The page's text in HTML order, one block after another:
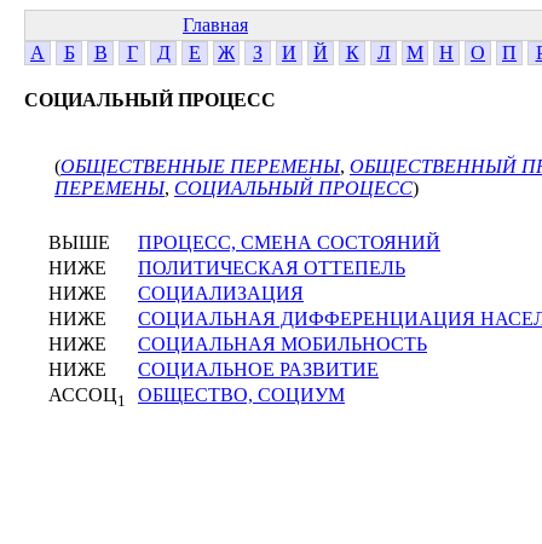
Главная
А
Б В Г Д Е Ж З И Й К Л М Н О П
СОЦИАЛЬНЫЙ ПРОЦЕСС
(ОБЩЕСТВЕННЫЕ ПЕРЕМЕНЫ, ОБЩЕСТВЕННЫЙ
ПЕРЕМЕНЫ, СОЦИАЛЬНЫЙ ПРОЦЕСС)
ВЫШЕ
ПРОЦЕСС, СМЕНА СОСТОЯНИЙ
НИЖЕ
ПОЛИТИЧЕСКАЯ ОТТЕПЕЛЬ
НИЖЕ
СОЦИАЛИЗАЦИЯ
НИЖЕ
СОЦИАЛЬНАЯ ДИФФЕРЕНЦИАЦИЯ
НИЖЕ
СОЦИАЛЬНАЯ МОБИЛЬНОСТЬ
НИЖЕ
СОЦИАЛЬНОЕ РАЗВИТИЕ
АССОЦ1 ОБЩЕСТВО, СОЦИУМ